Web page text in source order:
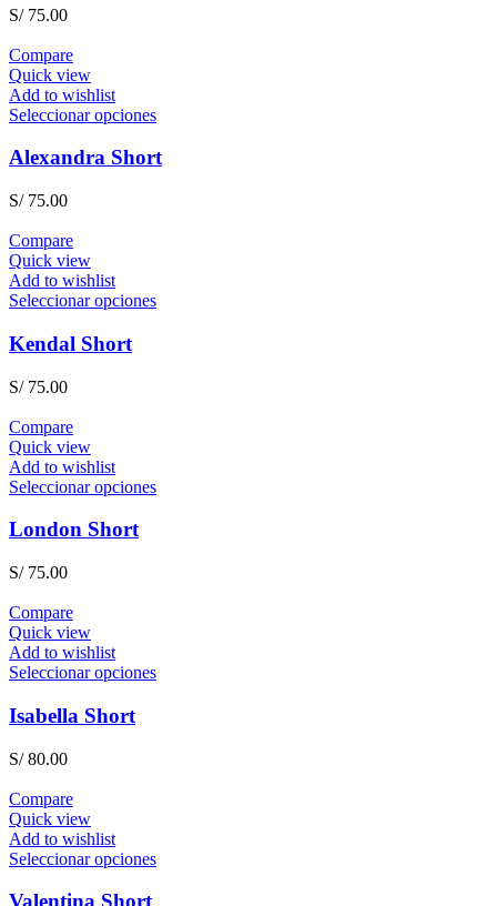
S/75.00
Compare
Quick view
Add to wishlist
Seleccionar opciones
Alexandra Short
S/75.00
Compare
Quick view
Add to wishlist
Seleccionar opciones
Kendal Short
S/75.00
Compare
Quick view
Add to wishlist
Seleccionar opciones
London Short
S/75.00
Compare
Quick view
Add to wishlist
Seleccionar opciones
Isabella Short
S/80.00
Compare
Quick view
Add to wishlist
Seleccionar opciones
Valentina Short